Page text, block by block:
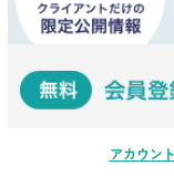
アカウン